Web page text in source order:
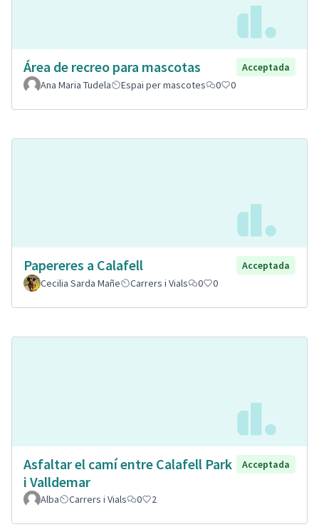
Área de recreo para mascotas
Acceptada
Ana Maria Tudela
Espai per mascotes 0 0
Papereres a Calafell
Acceptada
Cecilia Sarda Mañe
Carrers i Vials 0 0
Asfaltar el camí entre Calafell Park
i Valldemar
Acceptada
Alba Carrers i Vials 0 2